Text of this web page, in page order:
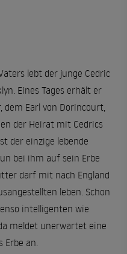
lebt der junge Cedric
Eines Tages erhält er
dem Earl von Dorincourt,
der Heirat mit Cedrics
der einzige lebende
bei ihm auf sein Erbe
darf mit nach England
leben. Schon
intelligenten wie
meldet unerwartet eine
Erbe an.